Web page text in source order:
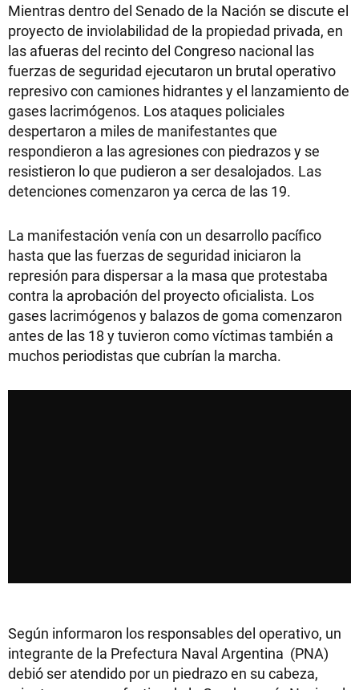
Mientras dentro del Senado de la Nación se discute el
proyecto de inviolabilidad de la propiedad privada, en
las afueras del recinto del Congreso nacional las
fuerzas de seguridad ejecutaron un brutal operativo
represivo con camiones hidrantes y el lanzamiento de
gases lacrimógenos. Los ataques policiales
despertaron a miles de manifestantes que
respondieron a las agresiones con piedrazos y se
resistieron lo que pudieron a ser desalojados. Las
detenciones comenzaron ya cerca de las 19.
La manifestación venía con un desarrollo pacífico
hasta que las fuerzas de seguridad iniciaron la
represión para dispersar a la masa que protestaba
contra la aprobación del proyecto oficialista. Los
gases lacrimógenos y balazos de goma comenzaron
antes de las 18 y tuvieron como víctimas también a
muchos periodistas que cubrían la marcha.
Según informaron los responsables del operativo, un
integrante de la Prefectura Naval Argentina (PNA)
debió ser atendido por un piedrazo en su cabeza,